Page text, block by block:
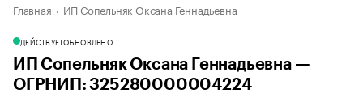
Главная ИП Сопельняк Оксана Геннадьевна
ДЕЙСТВУЕТОБНОВЛЕНО
ИП Сопельняк Оксана Геннадьевна —
ОГРНИП: 325280000004224